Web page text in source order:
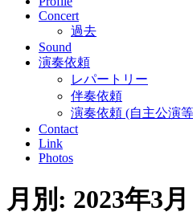
Concert
過去
Sound
演奏依頼
レパートリー
伴奏依頼
演奏依頼 (自主公演
Contact
Link
Photos
月別: 2023年3月